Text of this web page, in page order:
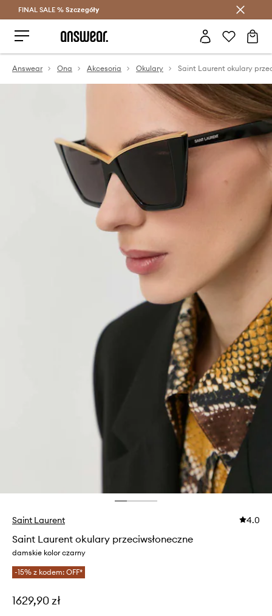
Oszczędzaj z Answear Club >
FINAL SALE % Szczegóły
Answear Ona Akcesoria Okulary
Saint Laurent 4.0
Saint Laurent okulary przeciwsłoneczne
damskie kolor czarny
-15% z kodem: OFF*
1629,90 zł